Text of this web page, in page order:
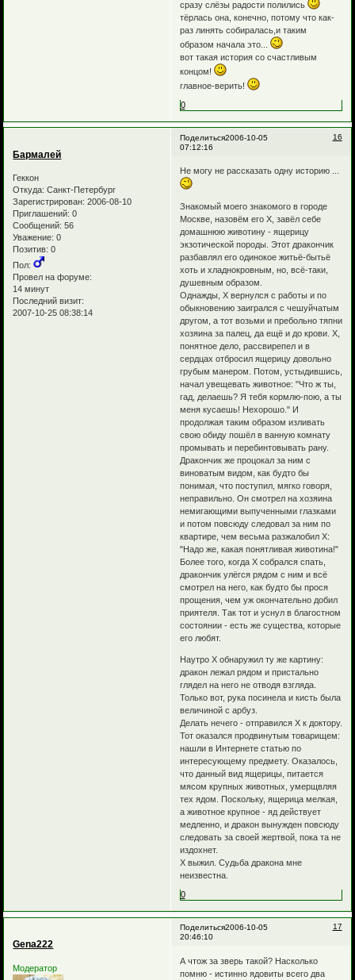
сразу слёзы радости полились
тёрлась она, конечно, потому что как-
раз линять собиралась,и таким
образом начала это...
вот такая история со счастливым
концом!
главное-верить!
0
Поделиться 16
2006-10-05
07:12:16
Бармалей
Геккон
Откуда: Санкт-Петербург
Зарегистрирован: 2006-08-10
Приглашений: 0
Сообщений: 56
Уважение: 0
Позитив: 0
Пол:
Провел на форуме:
14 минут
Последний визит:
2007-10-25 08:38:14
Не могу не рассказать одну историю ...
Знакомый моего знакомого в городе
Москве, назовём его Х, завёл себе
домашнюю животину - ящерицу
экзотической породы. Этот дракончик
разбавлял его одинокое житьё-бытьё
хоть и хладнокровным, но, всё-таки,
душевным образом.
Однажды, Х вернулся с работы и по
обыкновению заигрался с чешуйчатым
другом, а тот возьми и пребольно тяпни
хозяина за палец, да ещё и до крови. Х,
понятное дело, рассвирепел и в
сердцах отбросил ящерицу довольно
грубым манером. Потом, устыдившись,
начал увещевать животное: "Что ж ты,
гад, делаешь? Я тебя кормлю-пою, а ты
меня кусаешь! Нехорошо." И
продолжая таким образом изливать
свою обиду пошёл в ванную комнату
промывать и перебинтовывать рану.
Дракончик же процокал за ним с
виноватым видом, как будто бы
понимая, что поступил, мягко говоря,
неправильно. Он смотрел на хозяина
немигающими выпученными глазками
и потом повсюду следовал за ним по
квартире, чем весьма разжалобил Х:
"Надо же, какая понятливая животина!"
Более того, когда Х собрался спать,
дракончик улёгся рядом с ним и всё
смотрел на него, как будто бы прося
прощения, чем уж окончательно добил
приятеля. Так тот и уснул в благостном
состоянии - есть же существа, которые
его любят.
Наутро Х обнаружил ту же картину:
дракон лежал рядом и пристально
глядел на него не отводя взгляда.
Только вот, рука посинела и кисть была
величиной с арбуз.
Делать нечего - отправился Х к доктору.
Тот оказался продвинутым товарищем:
нашли в Интернете статью по
интересующему предмету. Оказалось,
что данный вид ящерицы, питается
мясом крупных животных, умерщвляя
тех ядом. Поскольку, ящерица мелкая,
а животное крупное - яд действует
медленно, и дракон вынужден повсюду
следовать за своей жертвой, пока та не
издохнет.
Х выжил. Судьба дракона мне
неизвестна.
0
Поделиться 17
2006-10-05
20:46:10
Gena222
Модератор
А чтож за зверь такой? Насколько
помню - истинно ядовиты всего два